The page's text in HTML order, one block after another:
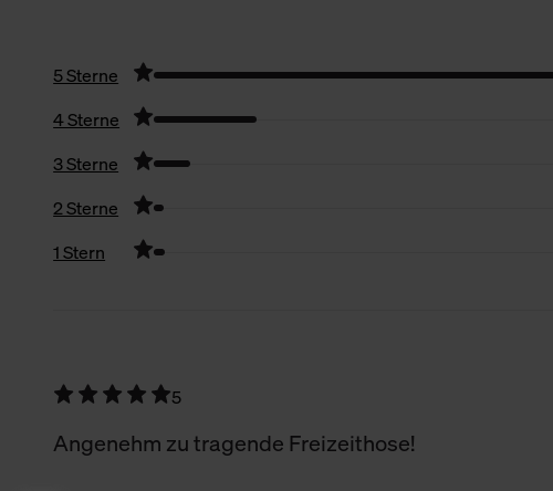
5 Sterne
4 Sterne
3 Sterne
2 Sterne
1 Stern
5
Angenehm zu tragende Freizeithose!